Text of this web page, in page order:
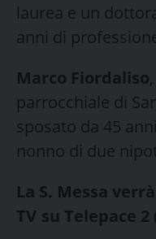
laurea e un
anni di
Marco Fiordaliso
parrocchiale di
sposato da 45
nonno di due
La S. Messa
TV su Telepace 2